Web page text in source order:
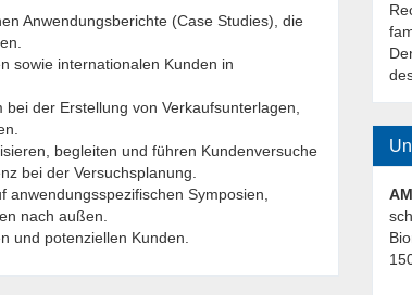
Anwendungsberichte (Case Studies), die
sowie internationalen Kunden in
der Erstellung von Verkaufsunterlagen,
begleiten und führen Kundenversuche
bei der Versuchsplanung.
Symposien,
nach außen.
und potenziellen Kunden.